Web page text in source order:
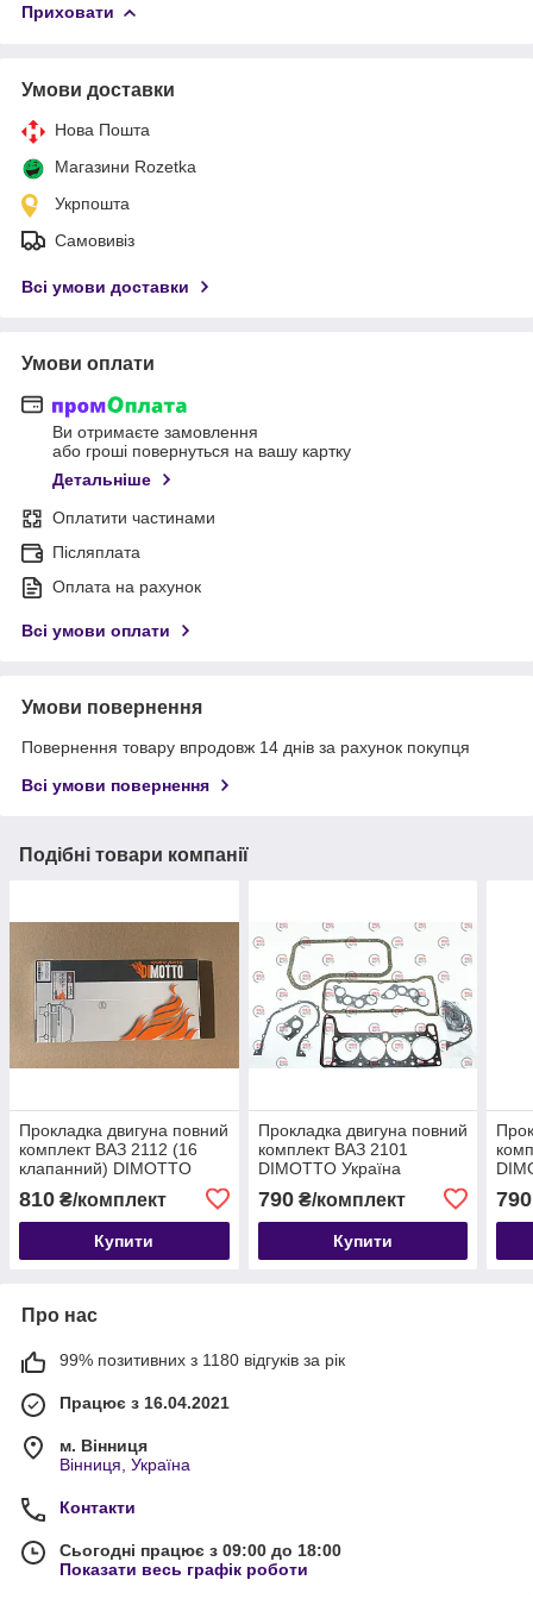
Приховати
Умови доставки
Нова Пошта
Магазини Rozetka
Укрпошта
Самовивіз
Всі умови доставки
Умови оплати
Ви отримаєте замовлення
або гроші повернуться на вашу картку
Детальніше
Оплатити частинами
Післяплата
Оплата на рахунок
Всі умови оплати
Умови повернення
Повернення товару впродовж 14 днів за рахунок покупця
Всі умови повернення
Подібні товари компанії
Прокладка двигуна повний
комплект ВАЗ 2112 (16
клапанний) DIMOTTO
810 ₴/комплект
Купити
Прокладка двигуна повний
комплект ВАЗ 2101
DIMOTTO Україна
790₴/комплект
Купити
790
Про нас
99% позитивних з 1180 відгуків за рік
Працює з 16.04.2021
м. Вінниця
Вінниця, Україна
Контакти
Сьогодні працює з 09:00 до 18:00
Показати весь графік роботи